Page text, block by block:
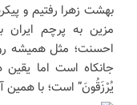
بهشت زهرا رفتیم و
مزین به پرچم ایران
احسنت؛ مثل همیشه
جانکاه است اما
یُرْزَقُونَ” است؛ با همین